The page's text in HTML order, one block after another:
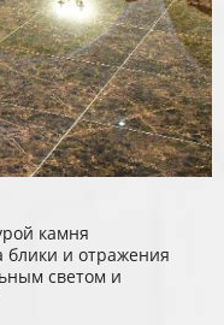
камня
блики и отражения
светом и